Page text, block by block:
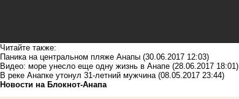
Читайте также:
Паника на центральном пляже Анапы (30.06.2017 12:03)
Видео: море унесло еще одну жизнь в Анапе (28.06.2017 18:01)
В реке Анапке утонул 31-летний мужчина (08.05.2017 23:44)
Новости на Блoкнoт-Анапа